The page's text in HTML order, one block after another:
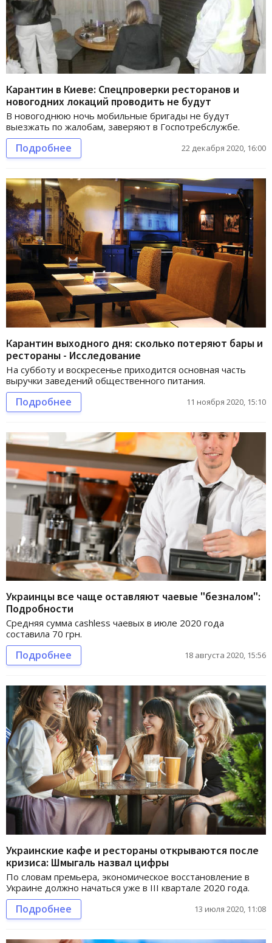
Карантин в Киеве: Спецпроверки ресторанов и
новогодних локаций проводить не будут
В новогоднюю ночь мобильные бригады не будут
выезжать по жалобам, заверяют в Госпотребслужбе.
Подробнее 22 декабря 2020, 16:00
Карантин выходного дня: сколько потеряют бары и
рестораны - Исследование
На субботу и воскресенье приходится основная часть
выручки заведений общественного питания.
Подробнее 11 ноября 2020, 15:10
Украинцы все чаще оставляют чаевые "безналом":
Подробности
Средняя сумма cashless чаевых в июле 2020 года
составила 70 грн.
Подробнее 18 августа 2020, 15:56
Украинские кафе и рестораны открываются после
кризиса: Шмыгаль назвал цифры
По словам премьера, экономическое восстановление в
Украине должно начаться уже в ІІІ квартале 2020 года.
Подробнее 13 июля 2020, 11:08